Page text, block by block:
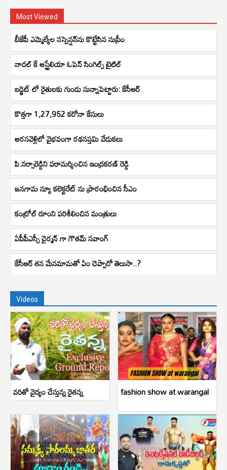
Most Viewed
బీజేపీ ఎమ్మెల్యేల సస్పెన్షన్‌ను కొట్టేసిన సుప్రీం
నాదల్ కే ఆస్ట్రేలియా ఓపెన్ సింగిల్స్ టైటిల్
బడ్జెట్ లో రైతులకు గుండు సున్నాపెట్టారు: కేసీఆర్
కొత్తగా 1,27,952 కరోనా కేసులు
అరసవెళ్లిలో వైభవంగా రథసప్తమి వేడుకలు
పి.నర్సారెడ్డిని పరామర్శించిన ఇంద్రకరణ్ రెడ్డి
జనగామ న్యూ కలెక్టరేట్ ను ప్రారంభించిన సీఎం
కంట్రోల్ రూంని పరిశీలించిన మంత్రులు
ఏపీపీఎస్సీ చైర్మన్ గా గౌతమ్ సవాంగ్
కేసీఆర్ తన మేనమామతో ఏం చెప్పారో తెలుసా..?
Videos
వరితో వైద్యం చేస్తున్న రైతన్న fashion show at warangal